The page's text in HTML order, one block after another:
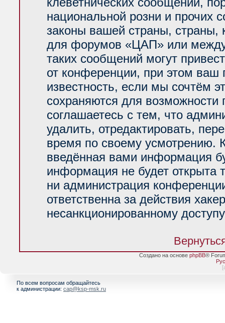
национальной розни и прочих
законы вашей страны, страны,
для форумов «ЦАП» или
таких сообщений могут
от конференции, при этом ваш
известность, если мы сочтём
сохраняются для возможности
соглашаетесь с тем, что
удалить, отредактировать,
время по своему усмотрению.
введённая вами информация
информация не будет открыта
ни администрация
ответственна за действия
несанкционированному
Создано на основе phpBB®
[
По всем вопросам обращайтесь
к администрации: cap@ksp-msk.ru